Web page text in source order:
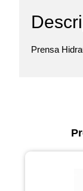
Prensa